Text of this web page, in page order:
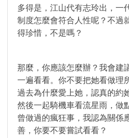
多得是，江山代有志玲出，一
制度怎麼會符合人性呢？不過
得珍惜，不是嗎？
那麼，你應該怎麼辦？我會建
一遍看看。你不要把她看做理
過去為什麼愛上她，認真的約
然後一起騎機車看流星雨，做
曾做過的瘋狂事，我認為關係
善，你要不要嘗試看看？